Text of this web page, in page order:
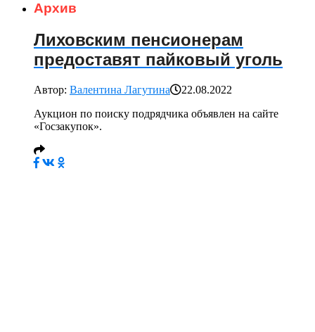
Архив
Лиховским пенсионерам
предоставят пайковый уголь
Автор: Валентина Лагутина
22.08.2022
Аукцион по поиску подрядчика объявлен на сайте
«Госзакупок».